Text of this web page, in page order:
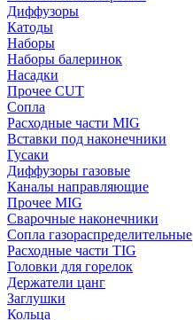
Диффузоры
Катоды
Наборы
Наборы балеринок
Насадки
Прочее CUT
Сопла
Расходные части MIG
Вставки под наконечники
Гусаки
Диффузоры газовые
Каналы направляющие
Прочее MIG
Сварочные наконечники
Сопла газораспределительные
Расходные части TIG
Головки для горелок
Держатели цанг
Заглушки
Кольца